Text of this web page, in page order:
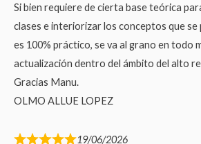
Si bien requiere de cierta base teórica
clases e interiorizar los conceptos que se
es 100% práctico, se va al grano en todo
actualización dentro del ámbito del alto
Gracias Manu.
OLMO ALLUE LOPEZ
19/06/2026